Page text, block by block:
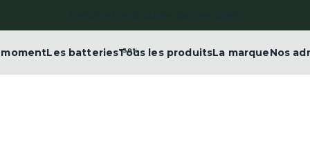
momentLes batteries-30%
Tous les produitsLa marqueNos